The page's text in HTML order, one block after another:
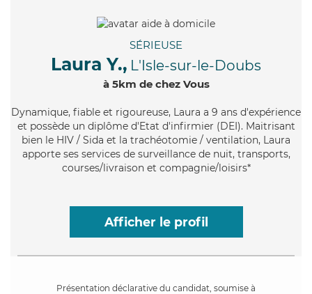
SÉRIEUSE
Laura Y., L'Isle-sur-le-Doubs
à 5km de chez Vous
Dynamique, fiable et rigoureuse, Laura a 9 ans d'expérience
et possède un diplôme d'Etat d'infirmier (DEI). Maitrisant
bien le HIV / Sida et la trachéotomie / ventilation, Laura
apporte ses services de surveillance de nuit, transports,
courses/livraison et compagnie/loisirs*
Afficher le profil
Présentation déclarative du candidat, soumise à